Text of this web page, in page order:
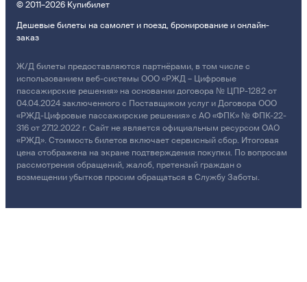
© 2011–2026 Купибилет
Дешевые билеты на самолет и поезд, бронирование и онлайн-
заказ
Ж/Д билеты предоставляются партнёрами, в том числе с
использованием веб-системы ООО «РЖД – Цифровые
пассажирские решения» на основании договора № ЦПР-1282 от
04.04.2024 заключенного с Поставщиком услуг и Договора ООО
«РЖД-Цифровые пассажирские решения» с АО «ФПК» № ФПК-22-
316 от 27.12.2022 г. Сайт не является официальным ресурсом ОАО
«РЖД». Стоимость билетов включает сервисный сбор. Итоговая
цена отображена на экране подтверждения покупки. По вопросам
рассмотрения обращений, жалоб, претензий граждан о
возмещении убытков просим обращаться в Службу Заботы.